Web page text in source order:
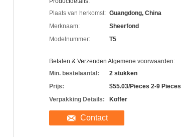
Plaats van herkomst: Guangdong, China
Merknaam:
Sheerfond
Modelnummer:
T5
Betalen & Verzenden Algemene voorwaarden:
Min. bestelaantal:
2 stukken
Prijs:
$55.03/Pieces 2-9 Pieces
Verpakking Details:
Koffer
Contact